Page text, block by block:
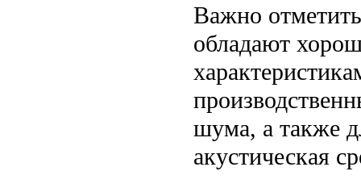
Важно
обладают
шума, а также
акустическая